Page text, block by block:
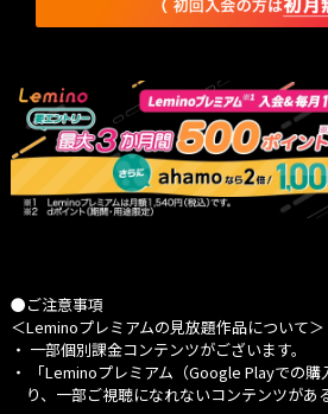
・ビン、缶類の持ち込みは禁止となります。
・ご来場の際は、公共の交通機関をご利用くださ
ますのでご遠慮ください。
・暴力団やこれに類する反社会的団体所属者およ
ものと判断した場合、入場をお断りする場合がご
転売対策について
・本チケットは特定興行入場券です。主催者の同
禁止いたします。この入場券は、当選者の氏名
渡しいたします。
◎本人確認書類について
・運転免許証
・パスポート
・顔写真付き住民基本台帳カード（住基カード）
・在留カードまたは外国人登録証明書
・特別永住者証明書
・身体障害者手帳
●ご注意事項
＜Leminoプレミアムの見放題作品について＞
・ 一部個別課金コンテンツがございます。
・
「Leminoプレミアム（Google Playでの購
り、一部ご視聴になれないコンテンツがあ